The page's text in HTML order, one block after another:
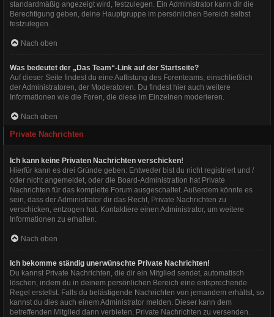
standardmäßig angezeigt wird, festzulegen. Ein Administrator kann dir die
Berechtigung geben, deine Hauptgruppe im persönlichen Bereich selbst
festzulegen.
Nach oben
Was bedeutet der „Das Team“-Link auf der Startseite?
Auf dieser Seite findest du eine Auflistung des Forenteams, einschließlich
der Administratoren, der Moderatoren. Du findest hier auch weitere
Informationen wie die Foren, die diese im Einzelnen moderieren.
Nach oben
Private Nachrichten
Ich kann keine Privaten Nachrichten verschicken!
Hierfür kann es drei Gründe geben: Entweder bist du nicht registriert und /
oder nicht angemeldet, oder die Board-Administration hat Private
Nachrichten für das komplette Forum ausgeschaltet. Außerdem könnte es
sein, dass der Administrator dir das Recht, Private Nachrichten zu
verschicken, entzogen hat. Kontaktiere einen Administrator, um weitere
Informationen zu erhalten.
Nach oben
Ich bekomme ständig unerwünschte Private Nachrichten!
Du kannst Private Nachrichten, die dir ein Mitglied sendet, automatisch
löschen, indem du in deinem persönlichen Bereich eine entsprechende
Regel erstellst. Falls du belästigende Nachrichten von jemandem erhältst, so
kannst du dies auch einem Administrator melden. Dieser kann dem
betreffenden Mitglied dann verbieten, Private Nachrichten zu versenden.